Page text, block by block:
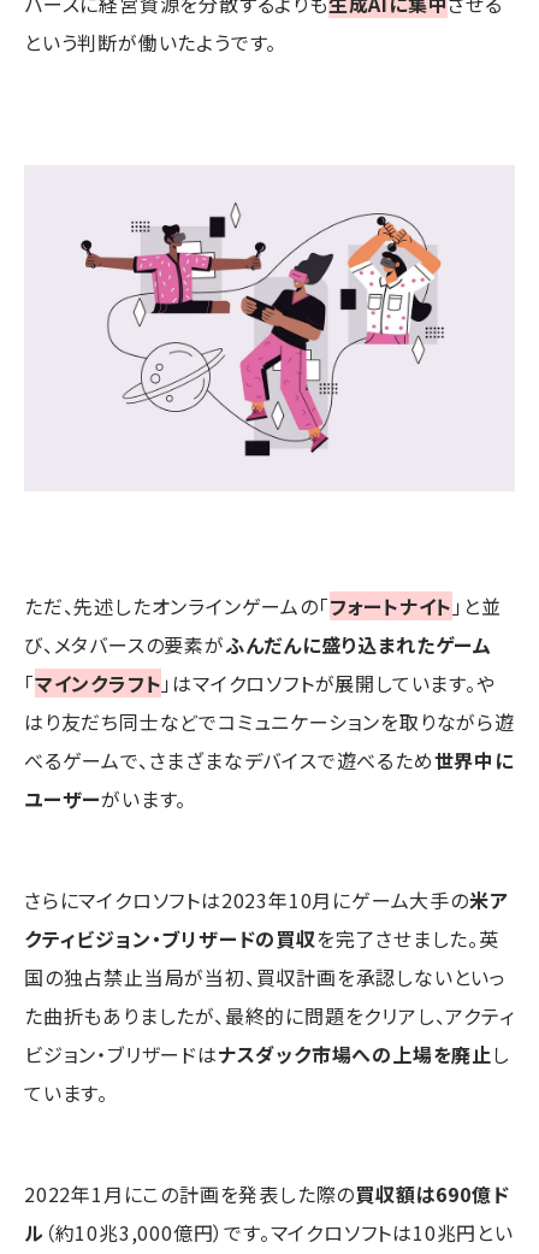
という判断が働いたようです。
ただ、先述したオンラインゲームの「フォートナイト 」と並
び、メタバースの要素がふんだんに盛り込まれたゲーム
「マインクラフト 」はマイクロソフトが展開しています。や
はり友だち同士などでコミュニケーションを取りながら遊
べるゲームで、さまざまなデバイスで遊べるため世界中に
ユーザーがいます。
さらにマイクロソフトは2023年10月にゲーム大手の米ア
クティビジョン・ブリザードの買収を完了させました。英
国の独占禁止当局が当初、買収計画を承認しないといっ
た曲折もありましたが、最終的に問題をクリアし、アクティ
ビジョン・ブリザードはナスダック市場への上場を廃止し
ています。
2022年1月にこの計画を発表した際の買収額は690億ド
ル （約10兆3,000億円）です。マイクロソフトは10兆円とい